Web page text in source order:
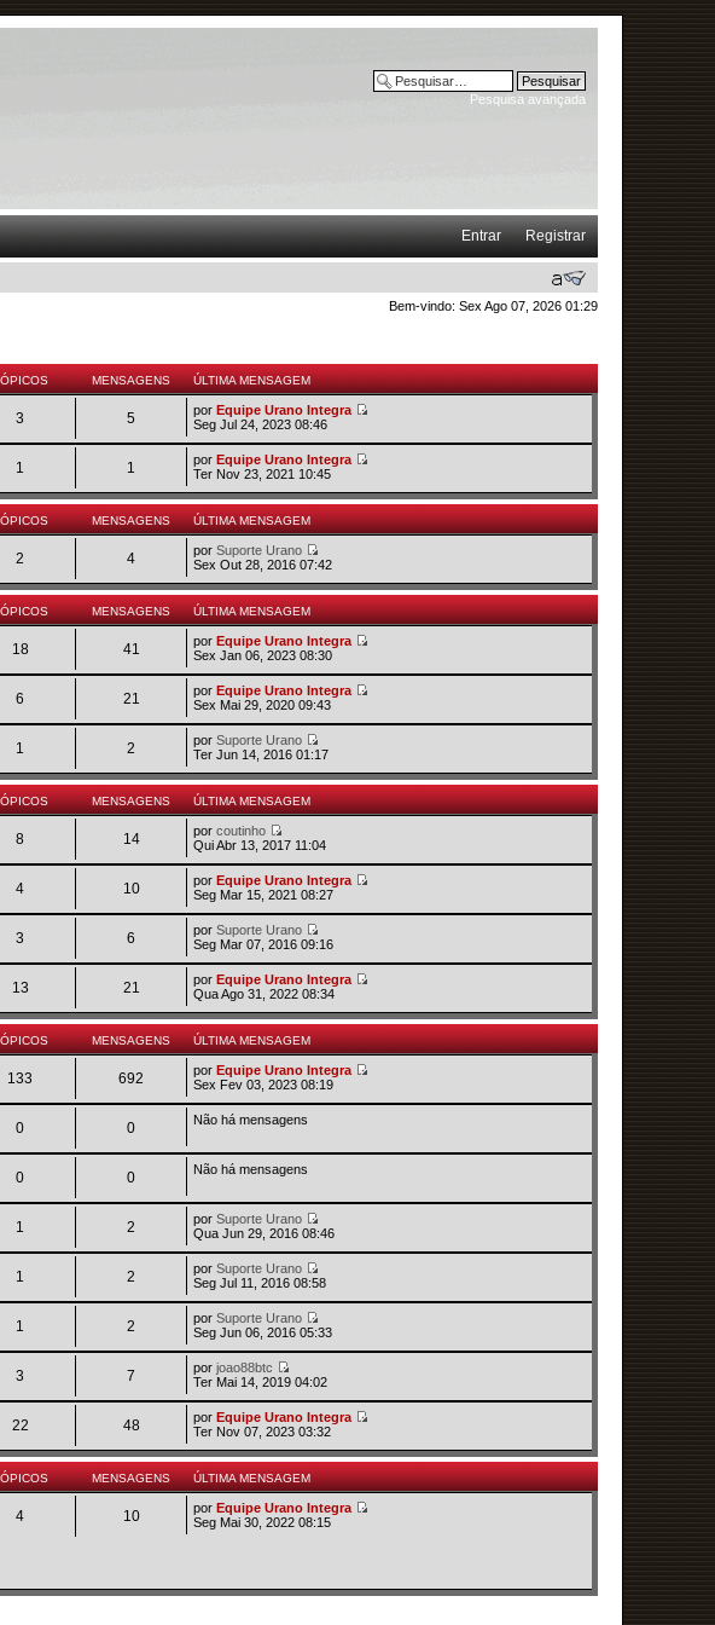
Pesquisa avançada
Registrar
Entrar
Bem-vindo: Sex Ago 07, 2026 01:29
MENSAGENS ÚLTIMA MENSAGEM
3 5 porEquipe Urano Integra
Seg Jul 24, 2023 08:46
1 1 porEquipe Urano Integra
Ter Nov 23, 2021 10:45
MENSAGENS ÚLTIMA MENSAGEM
2 4 porSuporte Urano
Sex Out 28, 2016 07:42
MENSAGENS ÚLTIMA MENSAGEM
18 41 porEquipe Urano Integra
Sex Jan 06, 2023 08:30
6 21 porEquipe Urano Integra
Sex Mai 29, 2020 09:43
1 2 porSuporte Urano
Ter Jun 14, 2016 01:17
MENSAGENS ÚLTIMA MENSAGEM
8 14 porcoutinho
Qui Abr 13, 2017 11:04
4 10 porEquipe Urano Integra
Seg Mar 15, 2021 08:27
3 6 porSuporte Urano
Seg Mar 07, 2016 09:16
13 21 porEquipe Urano Integra
Qua Ago 31, 2022 08:34
MENSAGENS ÚLTIMA MENSAGEM
133 692 porEquipe Urano Integra
Sex Fev 03, 2023 08:19
0 0 Não há mensagens
0 0 Não há mensagens
1 2 porSuporte Urano
Qua Jun 29, 2016 08:46
1 2 porSuporte Urano
Seg Jul 11, 2016 08:58
1 2 porSuporte Urano
Seg Jun 06, 2016 05:33
3 7 porjoao88btc
Ter Mai 14, 2019 04:02
22 48 porEquipe Urano Integra
Ter Nov 07, 2023 03:32
MENSAGENS ÚLTIMA MENSAGEM
4 10 porEquipe Urano Integra
Seg Mai 30, 2022 08:15